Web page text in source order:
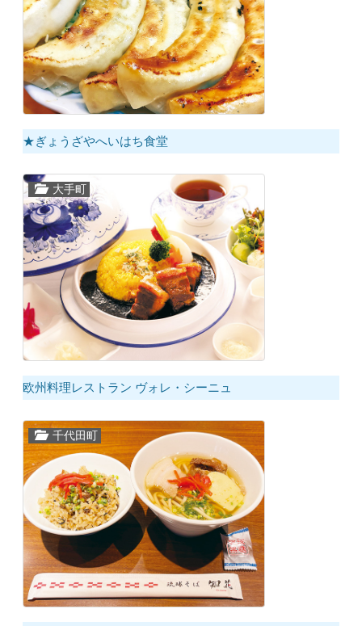
★ぎょうざやへいはち食堂
大手町
欧州料理レストラン ヴォレ・シーニュ
千代田町